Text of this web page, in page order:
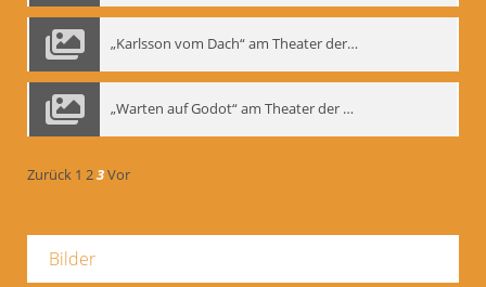
„Karlsson vom Dach“ am Theater der Satire, Moskau 1985
„Warten auf Godot“ am Theater der Saire, Moskau 1980er
Zurück 1 23Vor
Bilder